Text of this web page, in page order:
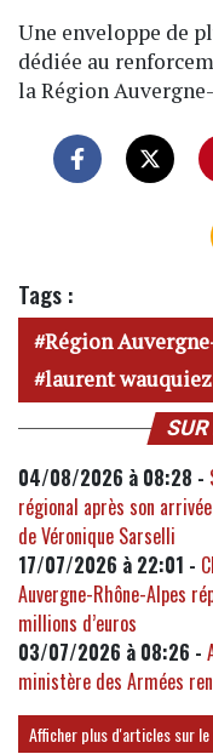
Une enveloppe de
dédiée au
la Région
Tags :
Région
laurent wauquiez
04/08/2026 à 08:28 -
régional après son
de Véronique Sarselli
17/07/2026 à 22:01 -
Auvergne-Rhône-Alpes
millions d’euros
03/07/2026 à 08:26 -
ministère des Armées
Afficher plus d'articles sur